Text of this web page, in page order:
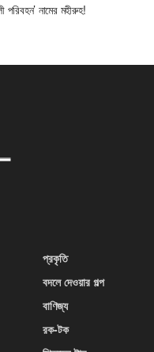
নামের মহীরুহ!
প্রকৃতি
বদলে দেওয়ার গল্প
বাণিজ্য
রক-টক